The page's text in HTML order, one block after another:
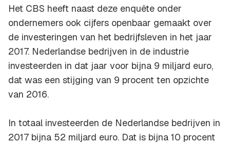
Het CBS heeft naast deze enquête onder
ondernemers ook cijfers openbaar gemaakt over
de investeringen van het bedrijfsleven in het jaar
2017. Nederlandse bedrijven in de industrie
investeerden in dat jaar voor bijna 9 miljard euro,
dat was een stijging van 9 procent ten opzichte
van 2016.
In totaal investeerden de Nederlandse bedrijven in
2017 bijna 52 miljard euro. Dat is bijna 10 procent